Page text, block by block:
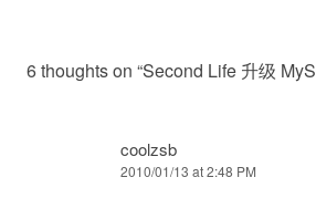
6 thoughts on “Second Life 升级
coolzsb
2010/01/13 at 2:48 PM